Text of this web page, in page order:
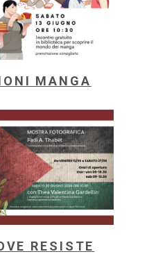
MANGA
RESISTE